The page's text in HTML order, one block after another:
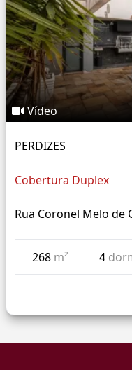
Vídeo
PERDIZES
Cobertura Duplex
Rua Coronel Melo de
268 m² 4